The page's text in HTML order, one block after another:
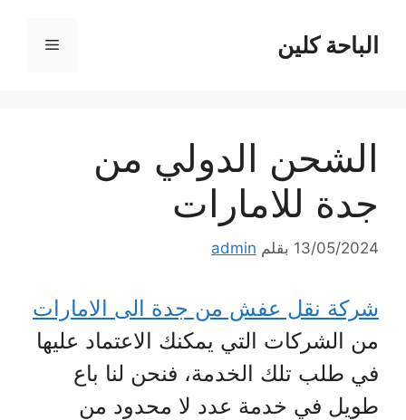
المحتوىالباحة كلين القائمة
الشحن الدولي من
جدة للامارات
13/05/2024 بقلم admin
شركة نقل عفش من جدة الى الامارات
من الشركات التي يمكنك الاعتماد عليها
في طلب تلك الخدمة، فنحن لنا باع
طويل في خدمة عدد لا محدود من